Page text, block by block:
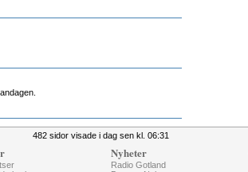
482 sidor visade i dag sen kl. 06:31
Nyheter
Radio Gotland